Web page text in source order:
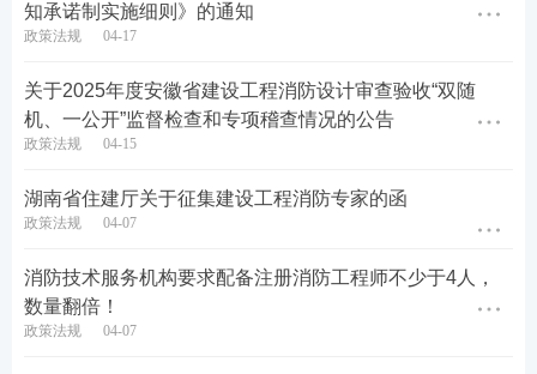
房城乡建设部。
服务平台、政务服务大厅、政务新媒体等多种渠道，
广泛宣传解读政策，及时回应社会关切，提高政策透
住房城乡建设部办公厅
国家发展改革委办公厅
知承诺制实施细则》的通知
政策法规 04-17
关于2025年度安徽省建设工程消防设计审查验收“双随
机、一公开”监督检查和专项稽查情况的公告
政策法规 04-15
湖南省住建厅关于征集建设工程消防专家的函
政策法规 04-07
消防技术服务机构要求配备注册消防工程师不少于4人，
数量翻倍！
政策法规 04-07